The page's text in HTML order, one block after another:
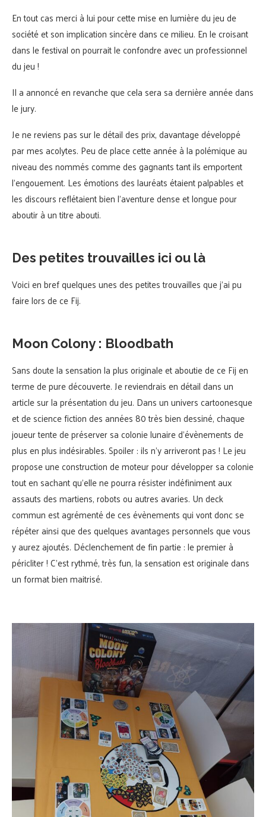
En tout cas merci à lui pour cette mise en lumière du jeu de
société et son implication sincère dans ce milieu. En le croisant
dans le festival on pourrait le confondre avec un professionnel
du jeu !
Il a annoncé en revanche que cela sera sa dernière année dans
le jury.
Je ne reviens pas sur le détail des prix, davantage développé
par mes acolytes. Peu de place cette année à la polémique au
niveau des nommés comme des gagnants tant ils emportent
l’engouement. Les émotions des lauréats étaient palpables et
les discours reflétaient bien l’aventure dense et longue pour
aboutir à un titre abouti.
Des petites trouvailles ici ou là
Voici en bref quelques unes des petites trouvailles que j’ai pu
faire lors de ce Fij.
Moon Colony : Bloodbath
Sans doute la sensation la plus originale et aboutie de ce Fij en
terme de pure découverte. Je reviendrais en détail dans un
article sur la présentation du jeu. Dans un univers cartoonesque
et de science fiction des années 80 très bien dessiné, chaque
joueur tente de préserver sa colonie lunaire d’évènements de
plus en plus indésirables. Spoiler : ils n’y arriveront pas ! Le jeu
propose une construction de moteur pour développer sa colonie
tout en sachant qu’elle ne pourra résister indéfiniment aux
assauts des martiens, robots ou autres avaries. Un deck
commun est agrémenté de ces évènements qui vont donc se
répéter ainsi que des quelques avantages personnels que vous
y aurez ajoutés. Déclenchement de fin partie : le premier à
péricliter ! C’est rythmé, très fun, la sensation est originale dans
un format bien maitrisé.